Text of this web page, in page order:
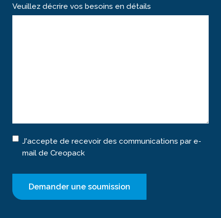
Veuillez décrire vos besoins en détails
Consentement
J'accepte de recevoir des communications par e-
mail de Creopack